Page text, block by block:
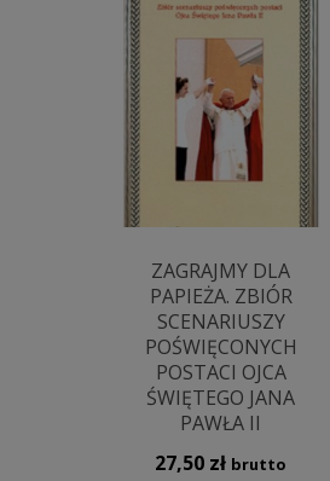
ZAGRAJMY DLA
PAPIEŻA. ZBIÓR
SCENARIUSZY
POŚWIĘCONYCH
POSTACI OJCA
ŚWIĘTEGO JANA
PAWŁA II
27,50 zł brutto